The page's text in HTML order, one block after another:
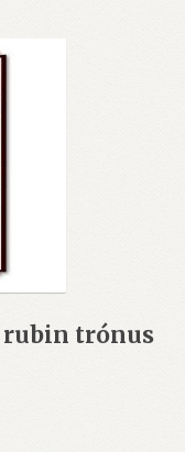
rubin trónus